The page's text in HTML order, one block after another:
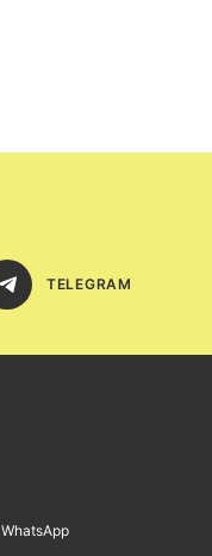
TELEGRAM
WhatsApp